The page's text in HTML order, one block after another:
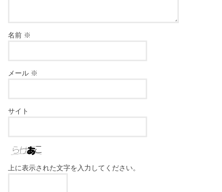
名前 ※
メール ※
サイト
上に表示された文字を入力してください。